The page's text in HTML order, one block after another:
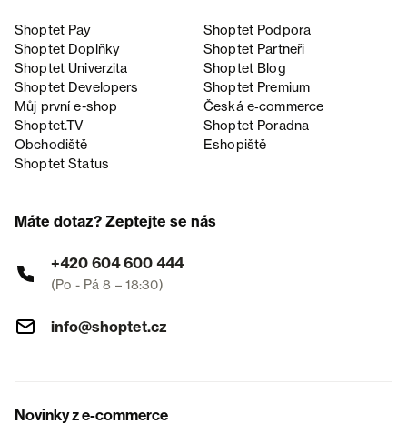
Shoptet Pay
Shoptet Podpora
Shoptet Doplňky
Shoptet Partneři
Shoptet Univerzita
Shoptet Blog
Shoptet Developers
Shoptet Premium
Můj první e-shop
Česká e‑commerce
Shoptet.TV
Shoptet Poradna
Obchodiště
Eshopiště
Shoptet Status
Máte dotaz? Zeptejte se nás
+420 604 600 444
(Po - Pá 8 – 18:30)
info@shoptet.cz
Novinky z e-commerce